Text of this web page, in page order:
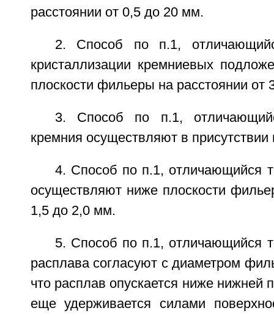
расстоянии от 0,5 до 20 мм.
2. Способ по п.1,
кристаллизации кремниевых
плоскости фильеры на расстоянии от
3. Способ по п.1,
кремния осуществляют в
4. Способ по п.1, отличающийся
осуществляют ниже плоскости
1,5 до 2,0 мм.
5. Способ по п.1, отличающийся
расплава согласуют с диаметром
что расплав опускается ниже нижней
еще удерживается силами